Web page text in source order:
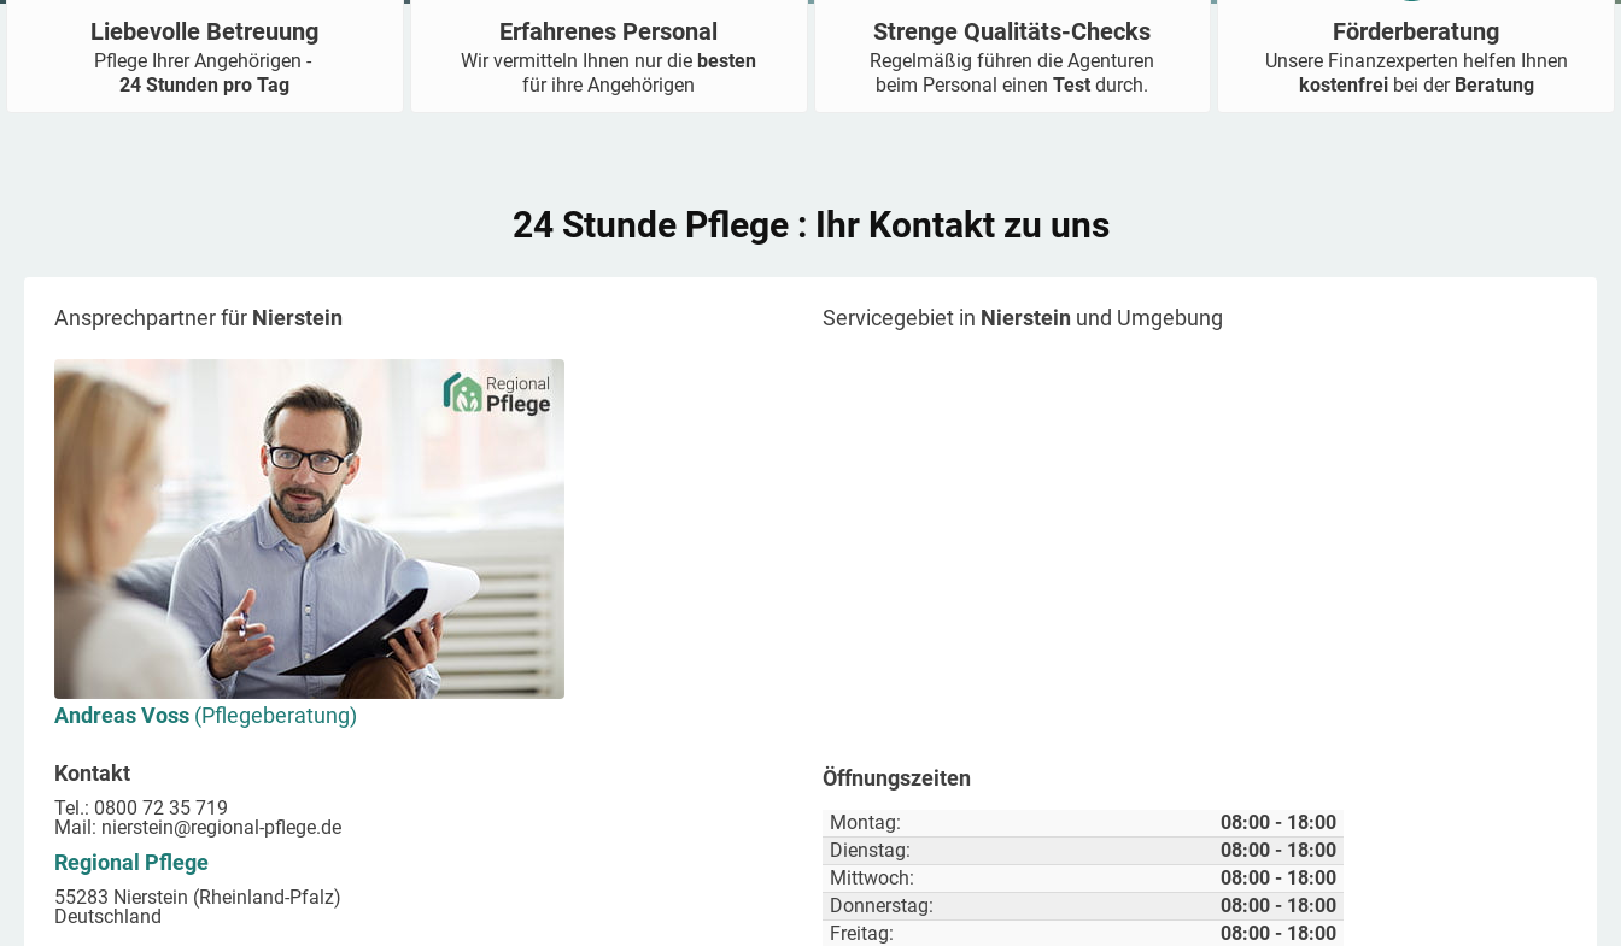
Liebevolle Betreuung
Pflege Ihrer Angehörigen -
24 Stunden pro Tag
Erfahrenes Personal
Wir vermitteln Ihnen nur diebesten
für ihre Angehörigen
Strenge Qualitäts-Checks
Regelmäßig führen die Agenturen
beim Personal einenTestdurch.
Förderberatung
Unsere Finanzexperten helfen Ihnen
kostenfrei bei der Beratung
24 Stunde Pflege : Ihr Kontakt zu uns
Ansprechpartner für Nierstein
Andreas Voss (Pflegeberatung)
Kontakt
Tel.: 0800 72 35 719
Mail: nierstein@regional-pflege.de
Regional Pflege
55283 Nierstein (Rheinland-Pfalz)
Deutschland
Servicegebiet in Nierstein und Umgebung
Öffnungszeiten
Montag:
08:00 - 18:00
Dienstag:
08:00 - 18:00
Mittwoch:
08:00 - 18:00
Donnerstag:
08:00 - 18:00
Freitag:
08:00 - 18:00